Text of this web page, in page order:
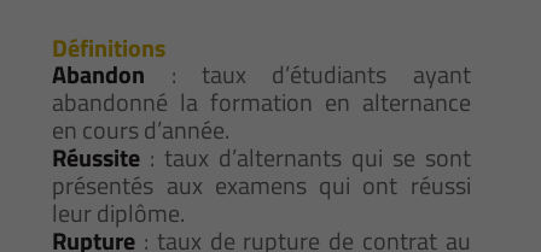
Définitions
Abandon : taux d’étudiants ayant
abandonné la formation en alternance
en cours d’année.
Réussite : taux d’alternants qui se sont
présentés aux examens qui ont réussi
leur diplôme.
Rupture : taux de rupture de contrat au